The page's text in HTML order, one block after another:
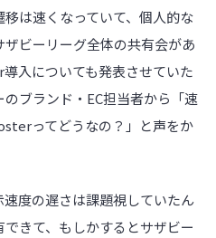
縮）
縮）
31％
（0.35秒短
縮）
29％
（0.50秒短
縮）
45％
（0.46秒短
縮）
23％
（0.34秒短
縮）
は速くなっていて、個人的な
ビーリーグ全体の共有会があ
入についても発表させていた
ブランド・EC担当者から「速
ってどうなの？」と声をか
度の遅さは課題視していたん
きて、もしかするとサザビー